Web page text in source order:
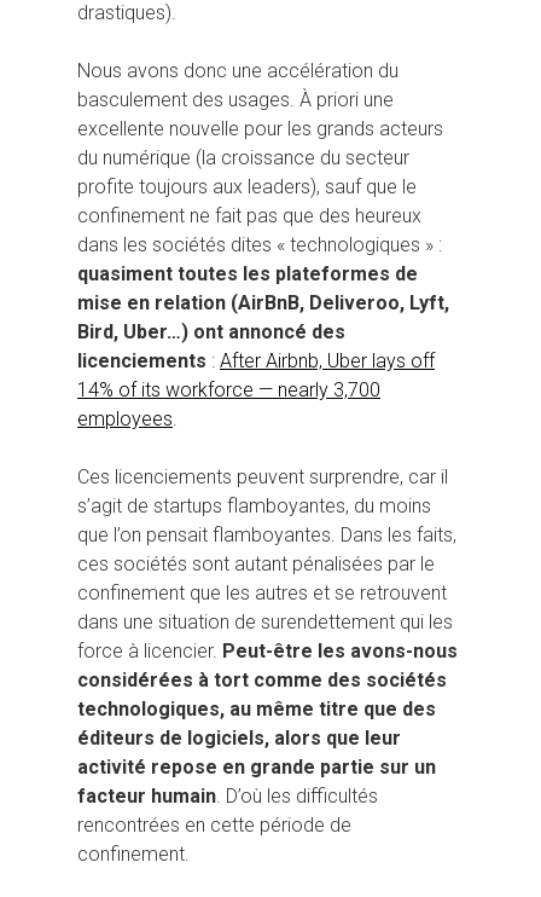
Hit enter to search or ESC to close
drastiques).
Nous avons donc une accélération du
basculement des usages. À priori une
excellente nouvelle pour les grands acteurs
du numérique (la croissance du secteur
profite toujours aux leaders), sauf que le
confinement ne fait pas que des heureux
dans les sociétés dites « technologiques » :
quasiment toutes les plateformes de
mise en relation (AirBnB, Deliveroo, Lyft,
Bird, Uber…) ont annoncé des
licenciements : After Airbnb, Uber lays off
14% of its workforce — nearly 3,700
employees.
Ces licenciements peuvent surprendre, car il
s’agit de startups flamboyantes, du moins
que l’on pensait flamboyantes. Dans les faits,
ces sociétés sont autant pénalisées par le
confinement que les autres et se retrouvent
dans une situation de surendettement qui les
force à licencier. Peut-être les avons-nous
considérées à tort comme des sociétés
technologiques, au même titre que des
éditeurs de logiciels, alors que leur
activité repose en grande partie sur un
facteur humain. D’où les difficultés
rencontrées en cette période de
confinement.